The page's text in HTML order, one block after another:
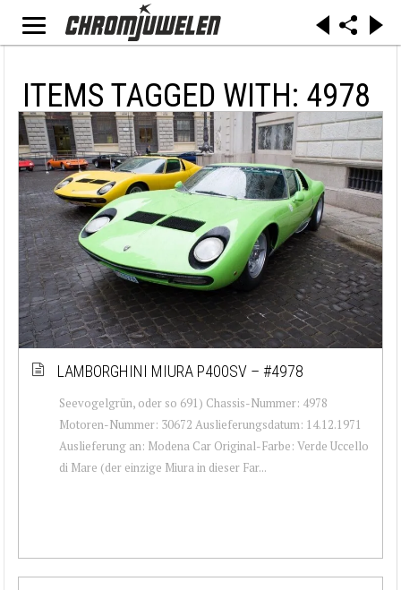
ITEMS TAGGED WITH: 4978
LAMBORGHINI MIURA P400SV – #4978
Seevogelgrün, oder so 691) Chassis-Nummer: 4978
Motoren-Nummer: 30672 Auslieferungsdatum: 14.12.1971
Auslieferung an: Modena Car Original-Farbe: Verde Uccello
di Mare (der einzige Miura in dieser Far...